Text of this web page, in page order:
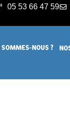
05 53 66 47 59
SOMMES-NOUS ?